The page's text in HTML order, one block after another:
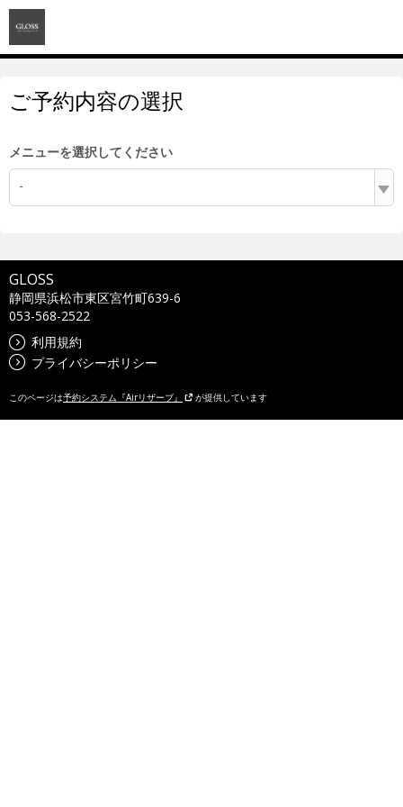
ご予約内容の選択
メニューを選択してください
-
GLOSS
静岡県浜松市東区宮竹町639-6
053-568-2522
利用規約
プライバシーポリシー
このページは予約システム『Airリザーブ』 が提供しています